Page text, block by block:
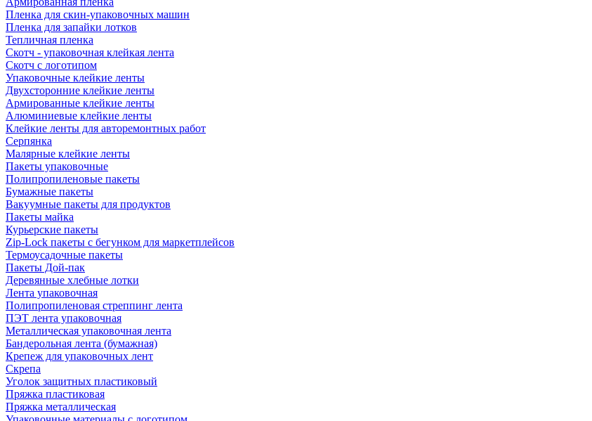
Пленка для скин-упаковочных машин
Пленка для запайки лотков
Тепличная пленка
Скотч - упаковочная клейкая лента
Скотч с логотипом
Упаковочные клейкие ленты
Двухсторонние клейкие ленты
Армированные клейкие ленты
Алюминиевые клейкие ленты
Клейкие ленты для авторемонтных работ
Серпянка
Малярные клейкие ленты
Пакеты упаковочные
Полипропиленовые пакеты
Бумажные пакеты
Вакуумные пакеты для продуктов
Пакеты майка
Курьерские пакеты
Zip-Lock пакеты с бегунком для маркетплейсов
Термоусадочные пакеты
Пакеты Дой-пак
Деревянные хлебные лотки
Лента упаковочная
Полипропиленовая стреппинг лента
ПЭТ лента упаковочная
Металлическая упаковочная лента
Бандерольная лента (бумажная)
Крепеж для упаковочных лент
Скрепа
Уголок защитных пластиковый
Пряжка пластиковая
Пряжка металлическая